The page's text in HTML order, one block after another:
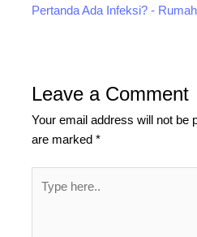
Pertanda Ada Infeksi? -
Leave a Comment
Your email address will not be
are marked*
here..